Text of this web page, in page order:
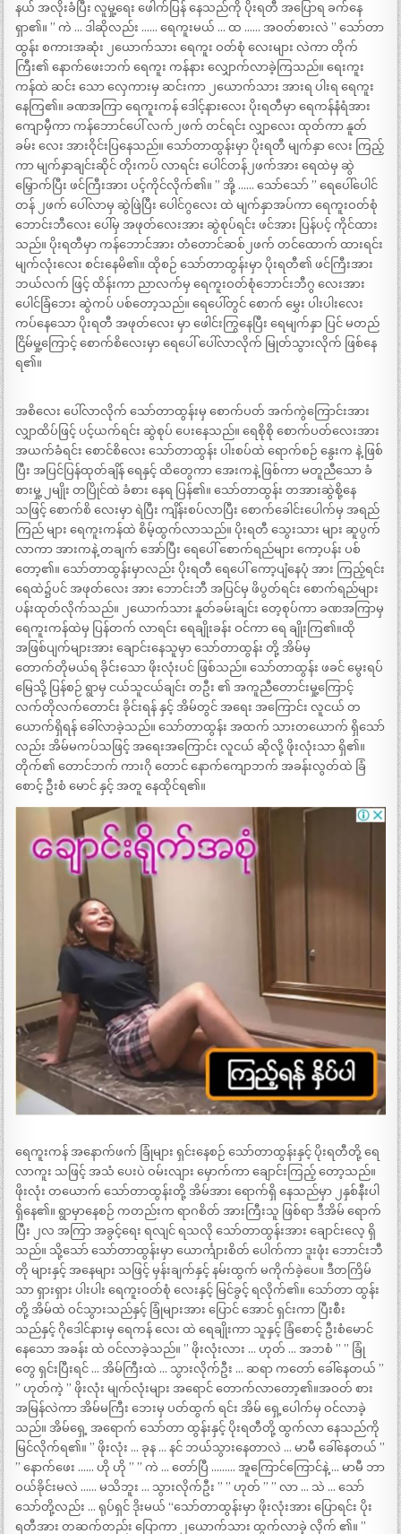
နယ် အလိုးခံပြီး လူမှု့ရေး ဖေါက်ပြန် နေသည်ကို ပိုးရတီ အပြောရ ခက်နေ
ရှာ၏။ ” ကဲ … ဒါဆိုလည်း …… ရေကူးမယ် … ထ …… အဝတ်စားလဲ ” သော်တာ
ထွန်း စကားအဆုံး ၂ယောက်သား ရေကူး ဝတ်စုံ လေးများ လဲကာ တိုက်
ကြီး၏ နောက်ဖေးဘက် ရေကူး ကန်နား လျှောက်လာခဲ့ကြသည်။ ရေးကူး
ကန်ထဲ ဆင်း သော လှေကားမှ ဆင်းကာ ၂ယောက်သား အားရ ပါးရ ရေကူး
နေကြ၏။ ခဏအကြာ ရေကူးကန် ဒေါင့်နားလေး ပိုးရတီမှာ ရေကန်နံရံအား
ကျောမှီကာ ကန်ဘောင်ပေါ် လက်၂ဖက် တင်ရင်း လျှာလေး ထုတ်ကာ နူတ်
ခမ်း လေး အားဝိုင်းပြနေသည်။ သော်တာထွန်းမှာ ပိုးရတီ မျက်နှာ လေး ကြည့်
ကာ မျက်နှာချင်းဆိုင် တိုးကပ် လာရင်း ပေါင်တန်၂ဖက်အား ရေထဲမှ ဆွဲ
မြှောက်ပြီး ဖင်ကြီးအား ပင့်ကိုင်လိုက်၏။ ” အို့ …… သော်သော် ” ရေပေါ်ပေါင်
တန် ၂ဖက် ပေါ်လာမှ ဆွဲဖြဲပြီး ပေါင်ဂွလေး ထဲ မျက်နှာအပ်ကာ ရေကူးဝတ်စုံ
ဘောင်းဘီလေး ပေါ်မှ အဖုတ်လေးအား ဆွဲစုပ်ရင်း ဖင်အား ပြန်ပင့် ကိုင်ထား
သည်။ ပိုးရတီမှာ ကန်ဘောင်အား တံတောင်ဆစ်၂ဖက် တင်ထောက် ထားရင်း
မျက်လုံးလေး စင်းနေမိ၏။ ထိုစဉ် သော်တာထွန်းမှာ ပိုးရတီ၏ ဖင်ကြီးအား
ဘယ်လက် ဖြင့် ထိန်းကာ ညာလက်မှ ရေကူးဝတ်စုံဘောင်းဘီဂွ လေးအား
ပေါင်ခြံဘေး ဆွဲကပ် ပစ်တော့သည်။ ရေပေါ်တွင် စောက် မွှေး ပါးပါးလေး
ကပ်နေသော ပိုးရတီ အဖုတ်လေး မှာ ဖေါင်းကြွနေပြီး ရေမျက်နှာ ပြင် မတည်
ငြိမ်မှု့ကြောင့် စောက်စိလေးမှာ ရေပေါ် ပေါ်လာလိုက် မြုတ်သွားလိုက် ဖြစ်နေ
ရ၏။
အစိလေး ပေါ်လာလိုက် သော်တာထွန်းမှ စောက်ပတ် အက်ကွဲကြောင်းအား
လျှာထိပ်ဖြင့် ပင့်ယက်ရင်း ဆွဲစုပ် ပေးနေသည်။ ရေစိုစို စောက်ပတ်လေးအား
အယက်ခံရင်း စောင်စိလေး သော်တာထွန်း ပါးစပ်ထဲ ရောက်စဉ် နွေးက နဲ့ ဖြစ်
ပြီး အပြင်ပြန်ထုတ်ချိန် ရေနှင့် ထိတွေကာ အေးကနဲ့ ဖြစ်ကာ မတူညီသော ခံ
စားမှု့ ၂မျိုး တပြိုင်ထဲ ခံစား နေရ ပြန်၏။ သော်တာထွန်း တအားဆွဲစို့နေ
သဖြင့် စောက်စိ လေးမှာ ရဲပြီး ကျိန်းစပ်လာပြီး စောက်ခေါင်းပေါက်မှ အရည်
ကြည် များ ရေကူးကန်ထဲ စိမ့်ထွက်လာသည်။ ပိုးရတီ သွေးသား များ ဆူပွက်
လာကာ အားကနဲ့ တချက် အော်ပြီး ရေပေါ် စောက်ရည်များ ကော့ပန်း ပစ်
တော့၏။ သော်တာထွန်းမှာလည်း ပိုးရတီ ရေပေါ် ကော့ပျံနေပုံ အား ကြည့်ရင်း
ရေထဲ၌ပင် အဖုတ်လေး အား ဘောင်းဘီ အပြင်မှ ဖိပွတ်ရင်း စောက်ရည်များ
ပန်းထုတ်လိုက်သည်။ ၂ယောက်သား နူတ်ခမ်းချင်း တေ့စုပ်ကာ ခဏအကြာမှ
ရေကူးကန်ထဲမှ ပြန်တက် လာရင်း ရေချိုးခန်း ဝင်ကာ ရေ ချိုးကြ၏။ထို
အဖြစ်ပျက်များအား ချောင်းနေသူမှာ သော်တာထွန်း တို့ အိမ်မှ
တောက်တိုမယ်ရ ခိုင်းသော ဖိုးလုံးပင် ဖြစ်သည်။ သော်တာထွန်း ဖခင် မွေးရပ်
မြေသို့ ပြန်စဉ် ရွာမှ ငယ်သူငယ်ချင်း တဦး ၏ အကူညီတောင်းမှု့ကြောင့်
လက်တိုလက်တောင်း ခိုင်းရန် နှင့် အိမ်တွင် အရေး အကြောင်း လူငယ် တ
ယောက်ရှိရန် ခေါ်လာခဲ့သည်။ သော်တာထွန်း အထက် သားတယောက် ရှိသော်
လည်း အိမ်မကပ်သဖြင့် အရေးအကြောင်း လူငယ် ဆိုလို့ ဖိုးလုံးသာ ရှိ၏။
တိုက်၏ တောင်ဘက် ကားဂို တောင် နောက်ကျောဘက် အခန်းလွတ်ထဲ ခြံ
စောင့် ဦးစံ မောင် နှင့် အတူ နေထိုင်ရ၏။
ရေကူးကန် အနောက်ဖက် ခြုံများ ရှင်းနေစဉ် သော်တာထွန်းနှင့် ပိုးရတီတို့ ရေ
လာကူး သဖြင့် အသံ ပေးပဲ ဝမ်းလျား မှောက်ကာ ချောင်းကြည့် တော့သည်။
ဖိုးလုံး တယောက် သော်တာထွန်းတို့ အိမ်အား ရောက်ရှိ နေသည်မှာ ၂နှစ်နီးပါ
ရှိနေ၏။ ရွာမှာနေစဉ် ကတည်းက ရာဂစိတ် အားကြီးသူ ဖြစ်ရာ ဒီအိမ် ရောက်
ပြီး ၂လ အကြာ အခွင့်ရေး ရလျင် ရသလို သော်တာထွန်းအား ချောင်းလေ့ ရှိ
သည်။ သို့သော် သော်တာထွန်းမှာ ယောင်္ကျားစိတ် ပေါက်ကာ ဒူးဖုံး ဘောင်းဘီ
တို များနှင့် အနေများ သဖြင့် မှန်းချက်နှင့် နမ်းထွက် မကိုက်ခဲ့ပေ။ ဒီတကြိမ်
သာ ရှားရှား ပါးပါး ရေကူးဝတ်စုံ လေးနှင့် မြင်ခွင့် ရလိုက်၏။ သော်တာ ထွန်း
တို့ အိမ်ထဲ ဝင်သွားသည်နှင့် ခြုံများအား ပြောင် အောင် ရှင်းကာ ပြီးစီး
သည်နှင့် ဂိုဒေါင်နားမှ ရေကန် လေး ထဲ ရေချိုးကာ သူနှင့် ခြံစောင့် ဦးစံမောင်
နေသော အခန်း ထဲ ဝင်လာခဲ့သည်။ ” ဖိုးလုံးလား … ဟုတ် … အဘစံ ” ” ခြုံ
တွေ ရှင်းပြီးရင် … အိမ်ကြီးထဲ … သွားလိုက်ဦး … ဆရာ ကတော် ခေါ်နေတယ် ”
” ဟုတ်ကဲ့ ” ဖိုးလုံး မျက်လုံးများ အရောင် တောက်လာတော့၏။အဝတ် စား
အမြန်လဲကာ အိမ်မကြီး ဘေးမှ ပတ်ထွက် ရင်း အိမ် ရှေ့ပေါက်မှ ဝင်လာခဲ့
သည်။ အိမ်ရှေ့ အရောက် သော်တာ ထွန်းနှင့် ပိုးရတီတို့ ထွက်လာ နေသည်ကို
မြင်လိုက်ရ၏။ ” ဖိုးလုံး … ခုန … နင် ဘယ်သွားနေတာလဲ … မာမီ ခေါ်နေတယ် ”
” နောက်ဖေး …… ဟို ဟို ” ” ကဲ … တော်ပြီ ……… အူကြောင်ကြောင်နဲ့ … မာမီ ဘာ
ဝယ်ခိုင်းမလဲ …… မသိဘူး … သွားလိုက်ဦး ” ” ဟုတ် ” ” လာ … သဲ … သော်
သော်တို့လည်း … ရုပ်ရှင် ဒိုးမယ် “သော်တာထွန်းမှာ ဖိုးလုံးအား ပြောရင်း ပိုး
ရတီအား တဆက်တည်း ပြောကာ ၂ယောက်သား ထွက်လာခဲ့ လိုက် ၏။ ”